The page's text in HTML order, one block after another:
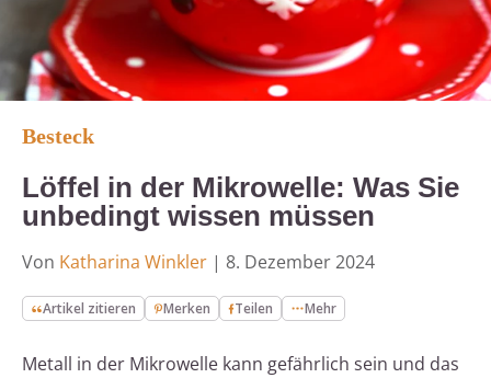
Besteck
Löffel in der Mikrowelle: Was Sie
unbedingt wissen müssen
Von Katharina Winkler | 8. Dezember 2024
Artikel zitieren Merken Teilen Mehr
Metall in der Mikrowelle kann gefährlich sein und das